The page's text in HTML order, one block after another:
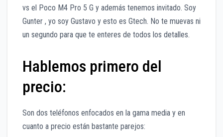
vs el Poco M4 Pro 5 G y además tenemos invitado. Soy
Gunter , yo soy Gustavo y esto es Gtech. No te muevas ni
un segundo para que te enteres de todos los detalles.
Hablemos primero del
precio:
Son dos teléfonos enfocados en la gama media y en
cuanto a precio están bastante parejos: